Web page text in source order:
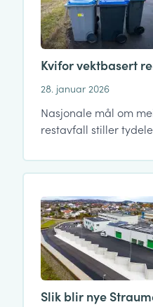
Kvifor vektbasert
28. januar 2026
Nasjonale mål om
restavfall stiller
Slik blir nye